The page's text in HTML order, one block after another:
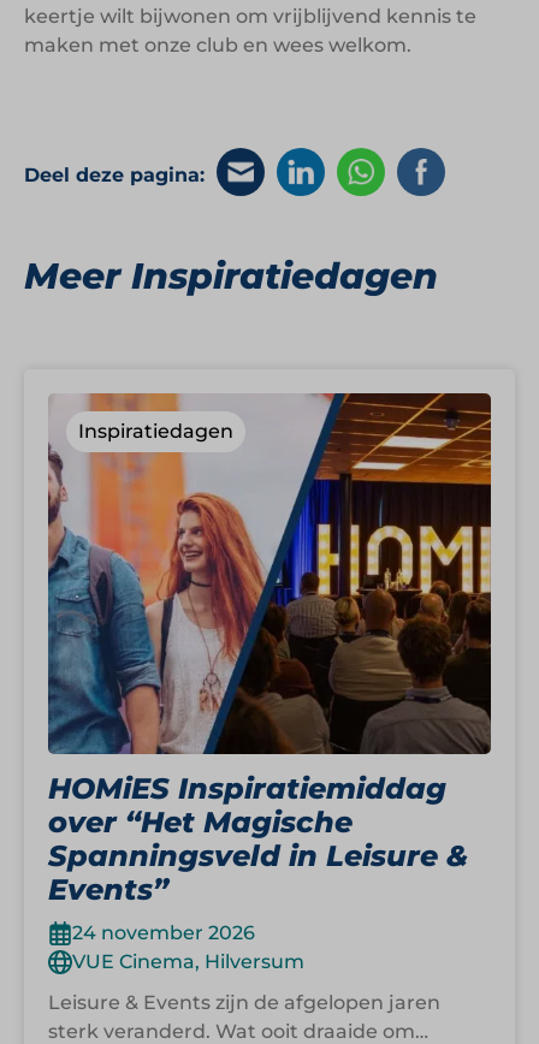
keertje wilt bijwonen om vrijblijvend kennis te
maken met onze club en wees welkom.
Deel deze pagina:
Meer Inspiratiedagen
Inspiratiedagen
HOMiES Inspiratiemiddag
over “Het Magische
Spanningsveld in Leisure &
Events”
24 november 2026
VUE Cinema, Hilversum
Leisure & Events zijn de afgelopen jaren
sterk veranderd. Wat ooit draaide om